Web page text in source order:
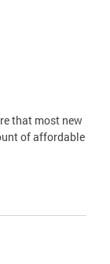
that most new
of affordable